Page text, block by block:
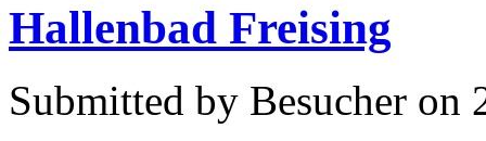
Hallenbad Freising
Submitted by Besucher on